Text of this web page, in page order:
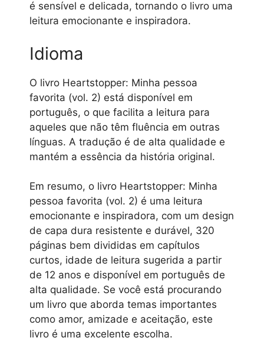
é sensível e delicada, tornando o livro uma
leitura emocionante e inspiradora.
Idioma
O livro Heartstopper: Minha pessoa
favorita (vol. 2) está disponível em
português, o que facilita a leitura para
aqueles que não têm fluência em outras
línguas. A tradução é de alta qualidade e
mantém a essência da história original.
Em resumo, o livro Heartstopper: Minha
pessoa favorita (vol. 2) é uma leitura
emocionante e inspiradora, com um design
de capa dura resistente e durável, 320
páginas bem divididas em capítulos
curtos, idade de leitura sugerida a partir
de 12 anos e disponível em português de
alta qualidade. Se você está procurando
um livro que aborda temas importantes
como amor, amizade e aceitação, este
livro é uma excelente escolha.